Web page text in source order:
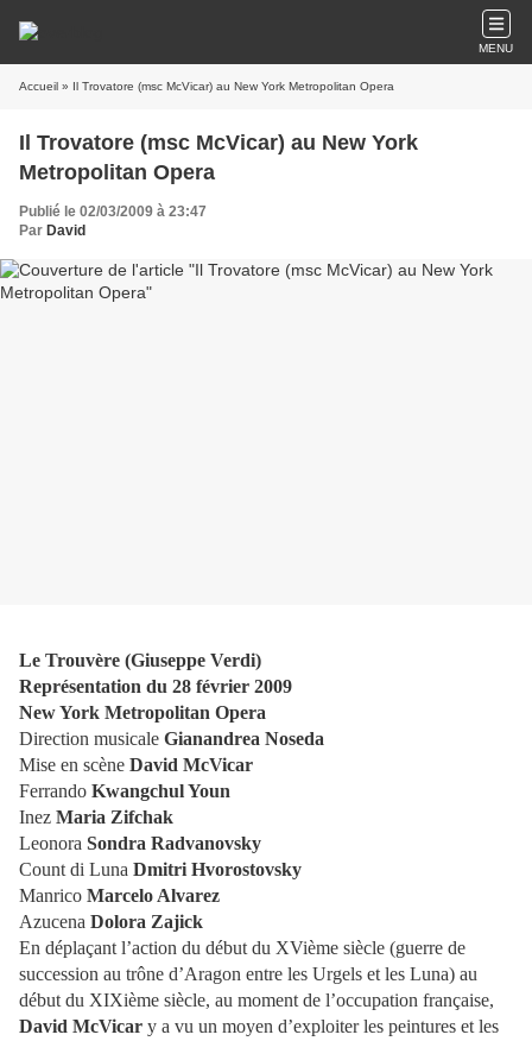
MENU
Accueil » Il Trovatore (msc McVicar) au New York Metropolitan Opera
Il Trovatore (msc McVicar) au New York
Metropolitan Opera
Publié le 02/03/2009 à 23:47
Par David
Le Trouvère (Giuseppe Verdi)
Représentation du 28 février 2009
New York Metropolitan Opera
Direction musicale Gianandrea Noseda
Mise en scène David McVicar
Ferrando Kwangchul Youn
Inez Maria Zifchak
Leonora Sondra Radvanovsky
Count di Luna Dmitri Hvorostovsky
Manrico Marcelo Alvarez
Azucena Dolora Zajick
En déplaçant l’action du début du XVième siècle (guerre de
succession au trône d’Aragon entre les Urgels et les Luna) au
début du XIXième siècle, au moment de l’occupation française,
David McVicar y a vu un moyen d’exploiter les peintures et les